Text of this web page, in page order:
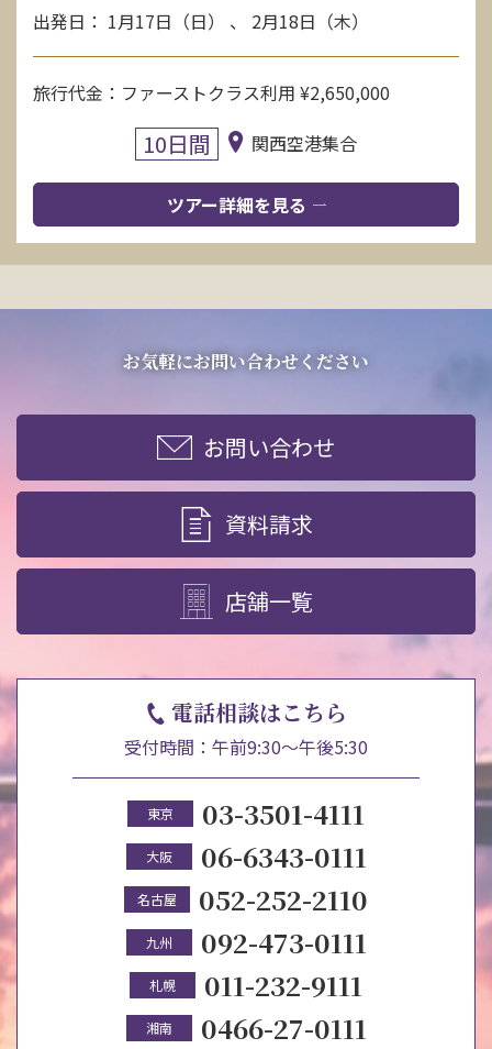
出発日： 1月17日（日） 、 2月18日（木）
旅行代金：ファーストクラス利用 ¥2,650,000
10日間 関西空港集合
ツアー詳細を見る
お気軽にお問い合わせください
お問い合わせ
資料請求
店舗一覧
電話相談はこちら
受付時間：午前9:30～午後5:30
東京 03-3501-4111
大阪 06-6343-0111
名古屋 052-252-2110
九州 092-473-0111
札幌 011-232-9111
湘南 0466-27-0111